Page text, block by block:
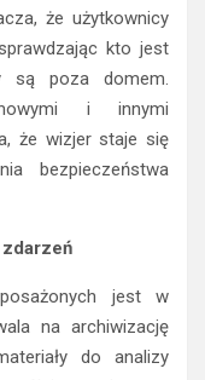
że użytkownicy
kto jest
są poza domem.
i innymi
że wizjer staje się
bezpieczeństwa
jest w
na archiwizację
do analizy